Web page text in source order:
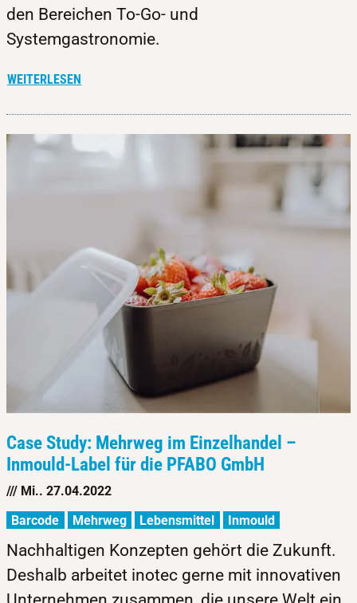
den Bereichen To-Go- und
Systemgastronomie.
WEITERLESEN
Case Study: Mehrweg im Einzelhandel –
Inmould-Label für die PFABO GmbH
/// Mi.. 27.04.2022
Barcode
Mehrweg Lebensmittel Inmould
Nachhaltigen Konzepten gehört die Zukunft.
Deshalb arbeitet inotec gerne mit innovativen